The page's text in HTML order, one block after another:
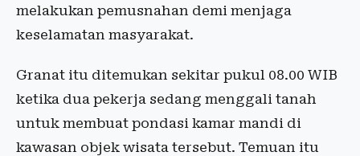
melakukan pemusnahan demi menjaga
keselamatan masyarakat.
Granat itu ditemukan sekitar pukul 08.00 WIB
ketika dua pekerja sedang menggali tanah
untuk membuat pondasi kamar mandi di
kawasan objek wisata tersebut. Temuan itu